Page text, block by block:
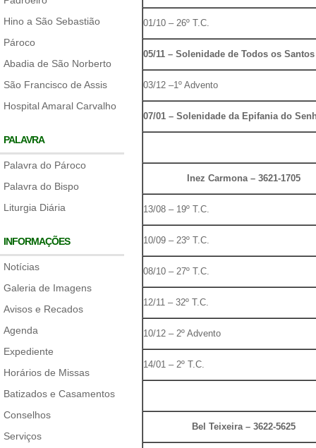
Hino a São Sebastião
Pároco
Abadia de São Norberto
São Francisco de Assis
Hospital Amaral Carvalho
PALAVRA
Palavra do Pároco
Palavra do Bispo
Liturgia Diária
INFORMAÇÕES
Notícias
Galeria de Imagens
Avisos e Recados
Agenda
Expediente
Horários de Missas
Batizados e Casamentos
Conselhos
Serviços
01/10 – 26º T.C.
05/11 – Solenidade de Todos os Santos
03/12 –1º Advento
07/01 – Solenidade da Epifania do
Inez Carmona – 3621-1705
13/08 – 19º T.C.
10/09 – 23º T.C.
08/10 – 27º T.C.
12/11 – 32º T.C.
10/12 – 2º Advento
14/01 – 2º T.C.
Bel Teixeira – 3622-5625